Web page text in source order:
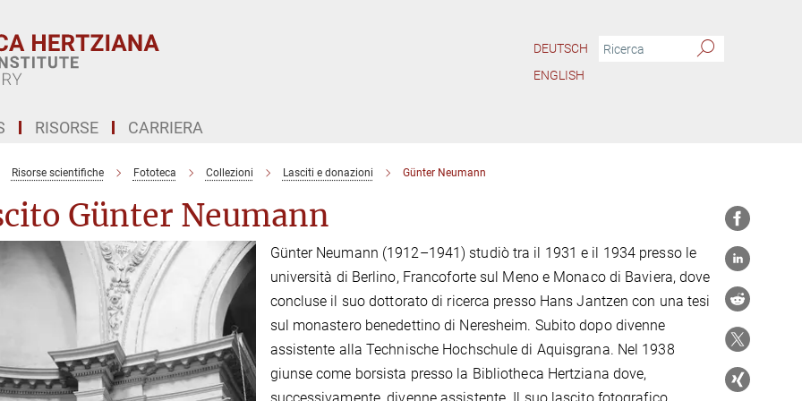
DEUTSCH
ENGLISH
RISORSE CARRIERA
Risorse scientifiche Fototeca Collezioni Lasciti e donazioni Günter Neumann
Günter Neumann
Günter Neumann (1912–1941) studiò tra il 1931 e il 1934 presso le
università di Berlino, Francoforte sul Meno e Monaco di Baviera, dove
concluse il suo dottorato di ricerca presso Hans Jantzen con una tesi
sul monastero benedettino di Neresheim. Subito dopo divenne
assistente alla Technische Hochschule di Aquisgrana. Nel 1938
giunse come borsista presso la Bibliotheca Hertziana dove,